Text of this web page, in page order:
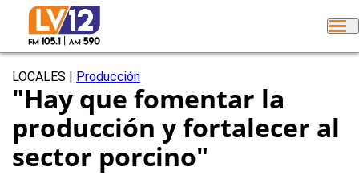
LOCALES Producción
"Hay que fomentar la
producción y fortalecer al
sector porcino"